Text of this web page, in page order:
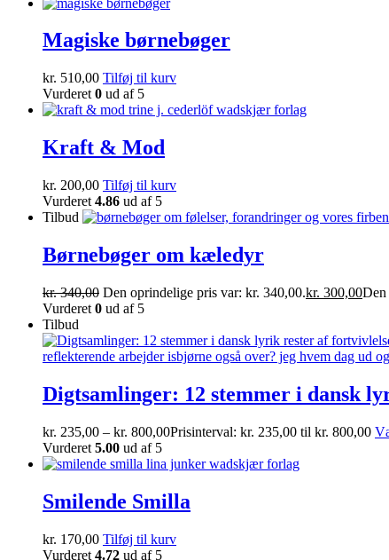
Magiske børnebøger
kr. 510,00 Tilføj til kurv
Vurderet 0 ud af 5
Kraft & Mod
kr. 200,00 Tilføj til kurv
Vurderet 4.86 ud af 5
Tilbud
Børnebøger om kæledyr
kr.340,00 Den oprindelige pris var: kr. 340,00.kr. 300,00Den
Vurderet 0 ud af 5
Tilbud
Digtsamlinger: 12 stemmer i dansk
kr. 235,00 – kr. 800,00Prisinterval: kr. 235,00 til kr. 800,00
Vurderet 5.00 ud af 5
Smilende Smilla
kr. 170,00 Tilføj til kurv
Vurderet 4.72 ud af 5